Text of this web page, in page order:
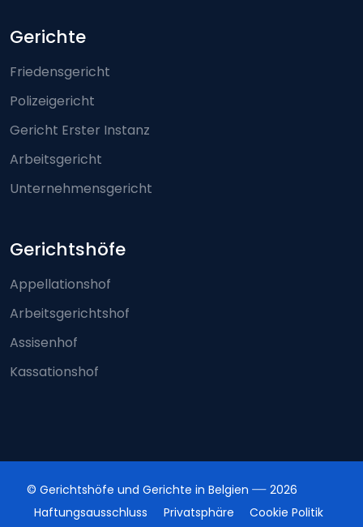
Footer-menu
Gerichte
Friedensgericht
Polizeigericht
Gericht Erster Instanz
Arbeitsgericht
Unternehmensgericht
Gerichtshöfe
Appellationshof
Arbeitsgerichtshof
Assisenhof
Kassationshof
© Gerichtshöfe und Gerichte in Belgien
2026
Haftungsausschluss
Privatsphäre
Cookie Politik